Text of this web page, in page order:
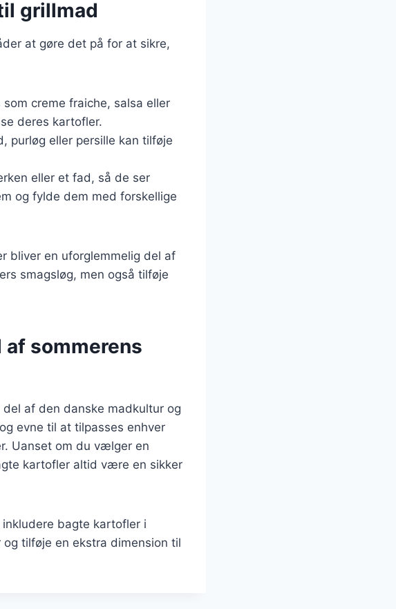
grillmad
at gøre det på for at sikre,
creme fraiche, salsa eller
deres kartofler.
purløg eller persille kan tilføje
eller et fad, så de ser
og fylde dem med forskellige
bliver en uforglemmelig del af
smagsløg, men også tilføje
sommerens
af den danske madkultur og
evne til at tilpasses enhver
Uanset om du vælger en
kartofler altid være en sikker
bagte kartofler i
tilføje en ekstra dimension til